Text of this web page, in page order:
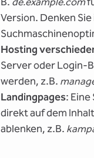
Version. Denken
Hosting
Server oder Login-
werden, z.B.
Landingpages:
direkt auf dem
ablenken, z.B.